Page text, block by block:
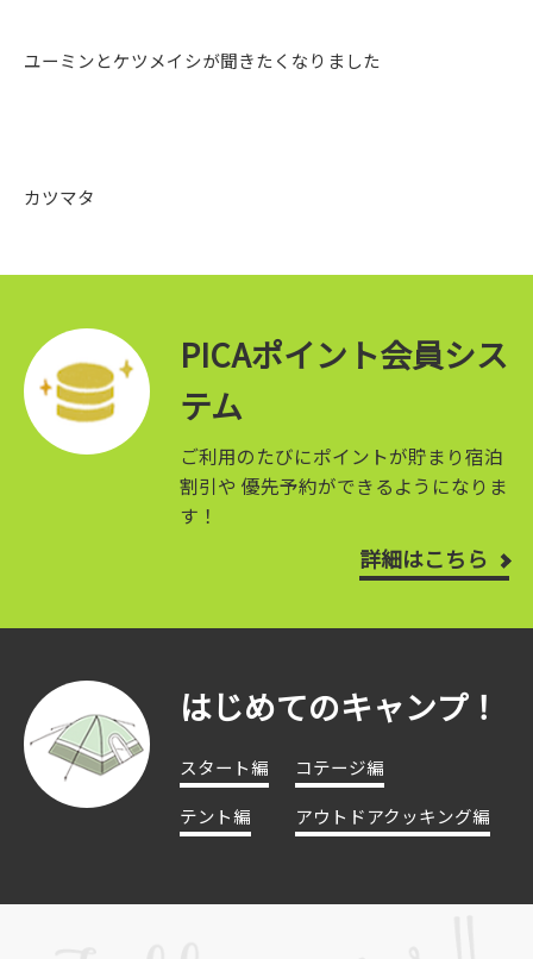
ユーミンとケツメイシが聞きたくなりました
カツマタ
PICAポイント会員シス
テム
ご利用のたびにポイントが貯まり宿泊
割引や 優先予約ができるようになりま
す！
詳細はこちら
はじめてのキャンプ！
スタート編
コテージ編
テント編
アウトドアクッキング編